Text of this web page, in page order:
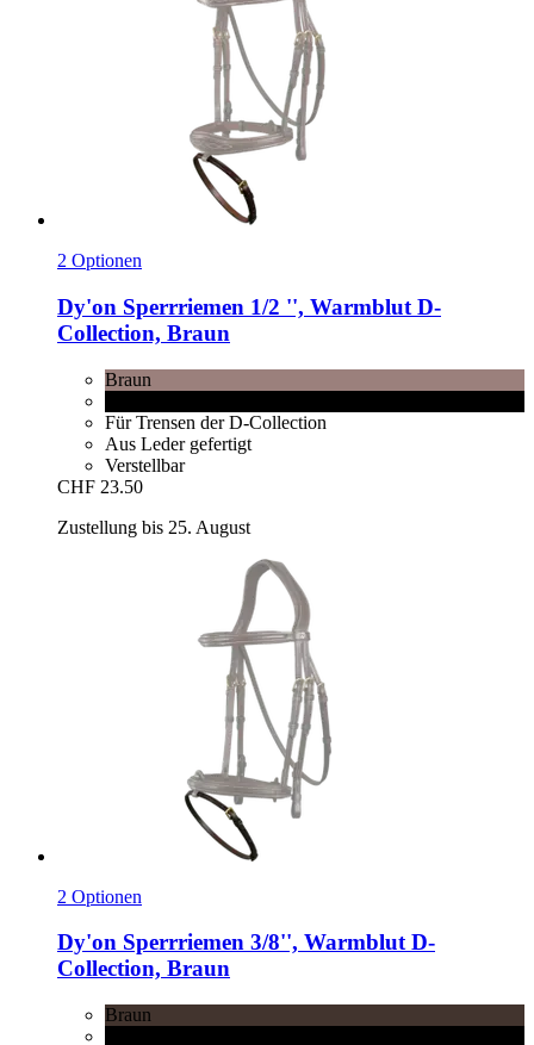
2 Optionen
Dy'on Sperrriemen 1/2 '', Warmblut D-​
Collection, Braun
Braun
Für Trensen der D-Collection
Aus Leder gefertigt
Verstellbar
CHF 23.50
Zustellung bis 25. August
2 Optionen
Dy'on Sperrriemen 3/8'', Warmblut D-​
Collection, Braun
Braun